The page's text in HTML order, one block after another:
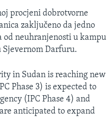
procjeni dobrotvorne
zaključeno da jedno
od neuhranjenosti u kampu
Sjevernom Darfuru.
in Sudan is reaching new
Phase 3) is expected to
(IPC Phase 4) and
anticipated to expand